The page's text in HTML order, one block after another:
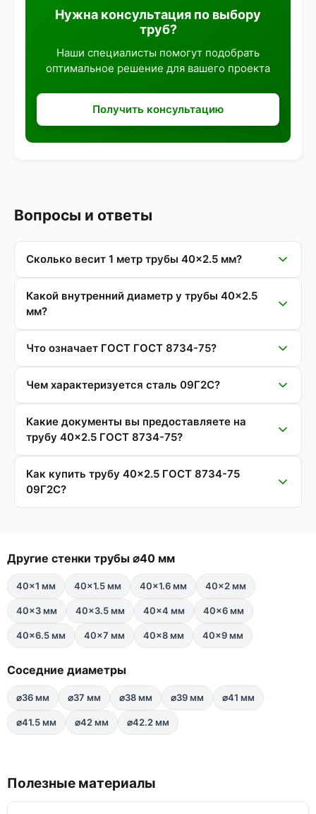
Нужна консультация по выбору
труб?
Наши специалисты помогут подобрать
оптимальное решение для вашего проекта
Получить консультацию
Вопросы и ответы
Сколько весит 1 метр трубы 40×2.5 мм?
Какой внутренний диаметр у трубы 40×2.5
мм?
Что означает ГОСТ ГОСТ 8734-75?
Чем характеризуется сталь 09Г2С?
Какие документы вы предоставляете на
трубу 40×2.5 ГОСТ 8734-75?
Как купить трубу 40×2.5 ГОСТ 8734-75
09Г2С?
Другие стенки трубы ⌀40 мм
40×1 мм 40×1.5 мм 40×1.6 мм 40×2 мм
40×3 мм 40×3.5 мм 40×4 мм 40×6 мм
40×6.5 мм 40×7 мм 40×8 мм 40×9 мм
Соседние диаметры
⌀36 мм ⌀37 мм ⌀38 мм ⌀39 мм ⌀41 мм
⌀41.5 мм ⌀42 мм ⌀42.2 мм
Полезные материалы